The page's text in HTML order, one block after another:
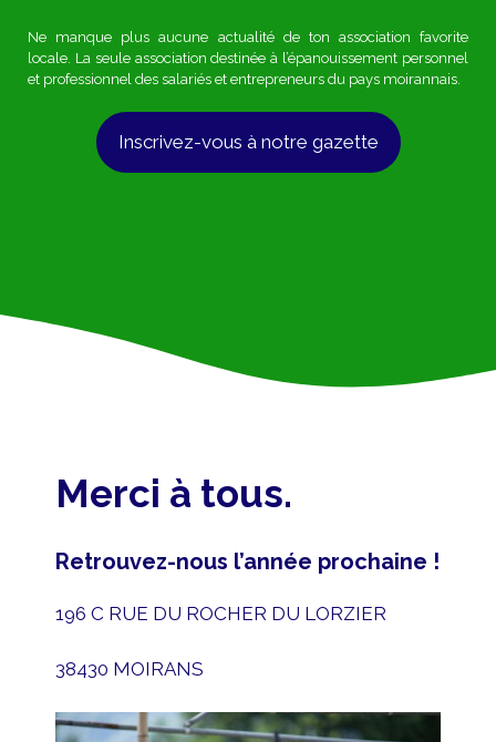
Ne manque plus aucune actualité de ton association favorite
locale. La seule association destinée à l’épanouissement personnel
et professionnel des salariés et entrepreneurs du pays moirannais.
Inscrivez-vous à notre gazette
Merci à tous.
Retrouvez-nous l’année prochaine !
196 C RUE DU ROCHER DU LORZIER
38430 MOIRANS